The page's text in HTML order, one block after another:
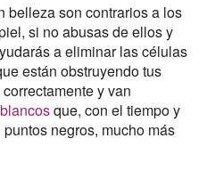
belleza son contrarios a los
si no abusas de ellos y
a eliminar las células
están obstruyendo tus
y van
que, con el tiempo y
negros, mucho más